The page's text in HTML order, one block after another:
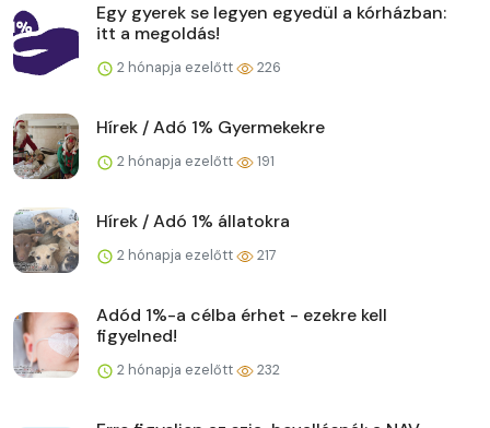
Egy gyerek se legyen egyedül a kórházban:
itt a megoldás!
2 hónapja ezelőtt 226
Hírek / Adó 1% Gyermekekre
2 hónapja ezelőtt 191
Hírek / Adó 1% állatokra
2 hónapja ezelőtt 217
Adód 1%-a célba érhet - ezekre kell
figyelned!
2 hónapja ezelőtt 232